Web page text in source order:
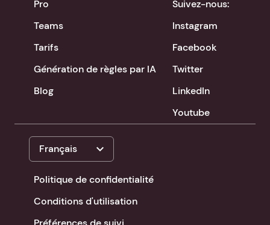
Pro
Teams
Tarifs
Génération de règles par IA
Blog
Suivez-nous:
Instagram
Facebook
Twitter
LinkedIn
Youtube
Français expand_more
Politique de confidentialité
Conditions d'utilisation